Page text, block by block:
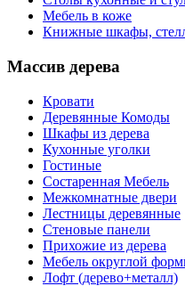
Мебель в коже
Книжные шкафы,
Массив дерева
Кровати
Деревянные Комоды
Шкафы из дерева
Кухонные уголки
Гостиные
Состаренная Мебель
Межкомнатные двери
Лестницы деревянные
Стеновые панели
Прихожие из дерева
Мебель округлой
Лофт (дерево+металл)